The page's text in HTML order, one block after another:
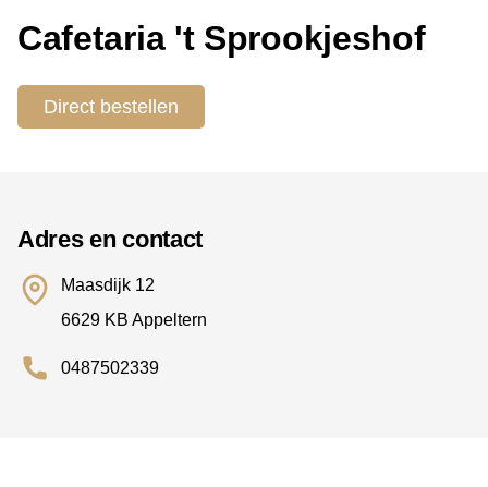
Cafetaria 't Sprookjeshof
Direct bestellen
Adres en contact
Maasdijk 12
6629 KB Appeltern
0487502339